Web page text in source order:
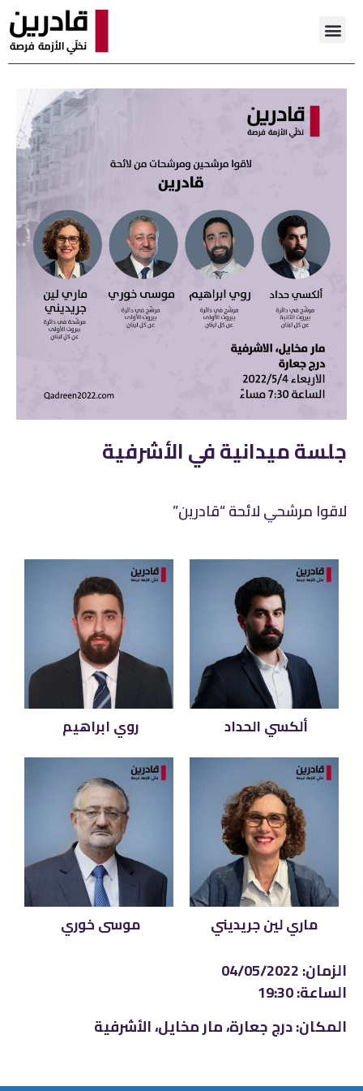
جلسة ميدانية في الأشرفية
لاقوا مرشحي لائحة “قادرين”
ألكسي الحداد روي ابراهيم
ماري لين جريديني موسى خوري
الزمان: 04/05/2022
الساعة: 19:30
المكان: درج جعارة، مار مخايل، الأشرفية